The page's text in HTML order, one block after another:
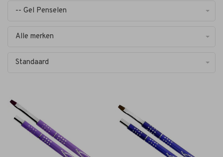
-- Gel Penselen
Alle merken
Standaard